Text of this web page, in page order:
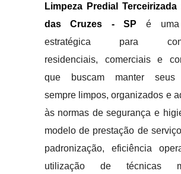
Limpeza Predial
das Cruzes - SP é uma
estratégica para
residenciais, comerciais e
que buscam manter seus
sempre limpos, organizados e
às normas de segurança e
modelo de prestação de
padronização, eficiência
utilização de técnicas